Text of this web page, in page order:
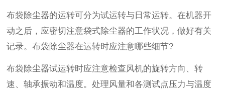
布袋除尘器的运转可分为试运转与日常运转。在机器开
动之后，应密切注意袋式除尘器的工作状况，做好有关
记录。布袋除尘器在运转时应注意哪些细节?
布袋除尘器试运转时应注意检查风机的旋转方向、转
速、轴承振动和温度。处理风量和各测试点压力与温度